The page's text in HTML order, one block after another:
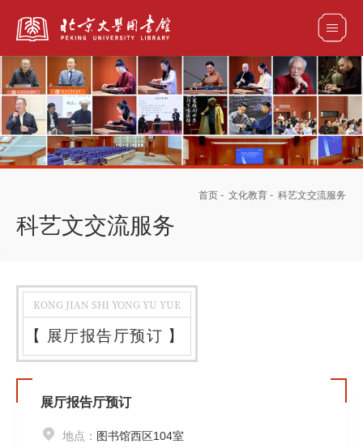
全部资源
首页 - 文化教育 - 科艺文交流服务
科艺文交流服务
KONG JIAN SHI YONG YU YUE
【 展厅报告厅预订 】
展厅报告厅预订
地点： 图书馆西区104室